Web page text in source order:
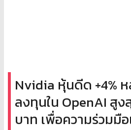
Nvidia หุ้นดีด +4%
ลงทุนใน OpenAI สูง
บาท เพื่อความร่วมมื